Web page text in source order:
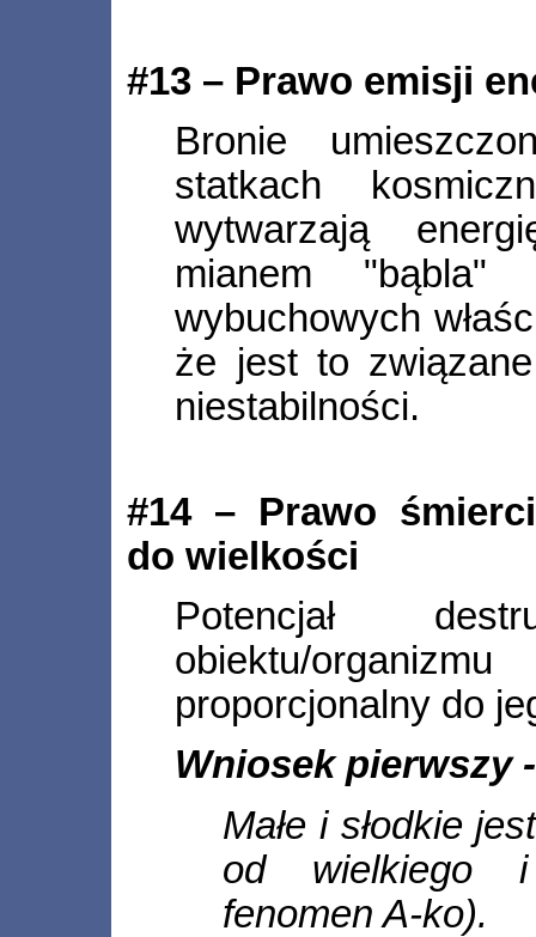
#13 – Prawo emisji
Bronie
statkach
wytwarzają
mianem
wybuchowych
że jest to
niestabilności.
#14 – Prawo
do wielkości
Potencjał
obiektu/
proporcjonalny do
Wniosek pierwszy -
Małe i słodkie
od wielkiego i
fenomen A-ko).